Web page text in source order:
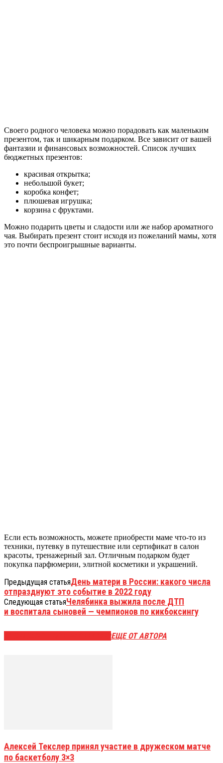
Своего родного человека можно порадовать как маленьким
презентом, так и шикарным подарком. Все зависит от вашей
фантазии и финансовых возможностей. Список лучших
бюджетных презентов:
красивая открытка;
небольшой букет;
коробка конфет;
плюшевая игрушка;
корзина с фруктами.
Можно подарить цветы и сладости или же набор ароматного
чая. Выбирать презент стоит исходя из пожеланий мамы, хотя
это почти беспроигрышные варианты.
Если есть возможность, можете приобрести маме что-то из
техники, путевку в путешествие или сертификат в салон
красоты, тренажерный зал. Отличным подарком будет
покупка парфюмерии, элитной косметики и украшений.
Предыдущая статьяДень матери в России: какого числа
отпразднуют это событие в 2022 году
Следующая статьяЧелябинка выжила после ДТП
и воспитала сыновей — чемпионов по кикбоксингу
ЕЩЕ ОТ АВТОРА
Алексей Текслер принял участие в дружеском матче
по баскетболу 3×3